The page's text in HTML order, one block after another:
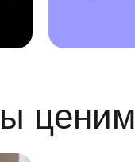
ценим